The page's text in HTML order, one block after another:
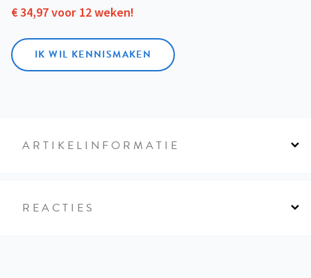
€ 34,97 voor 12 weken!
IK WIL KENNISMAKEN
ARTIKELINFORMATIE
REACTIES